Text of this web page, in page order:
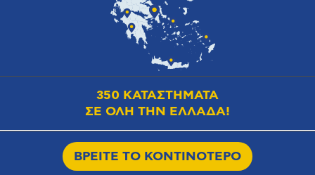
350 ΚΑΤΑΣΤΗΜΑΤΑ
ΣΕ ΟΛΗ ΤΗΝ ΕΛΛΑΔΑ!
ΒΡΕΙΤΕ ΤΟ ΚΟΝΤΙΝΟΤΕΡΟ